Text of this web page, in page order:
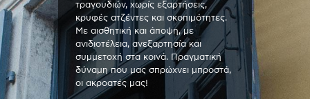
τραγουδιών, χωρίς εξαρτήσεις,
κρυφές ατζέντες και σκοπιμότητες.
Με αισθητική και άποψη, με
ανιδιοτέλεια, ανεξαρτησία και
συμμετοχή στα κοινά. Πραγματική
δύναμη που μας σπρώχνει μπροστά,
οι ακροατές μας!